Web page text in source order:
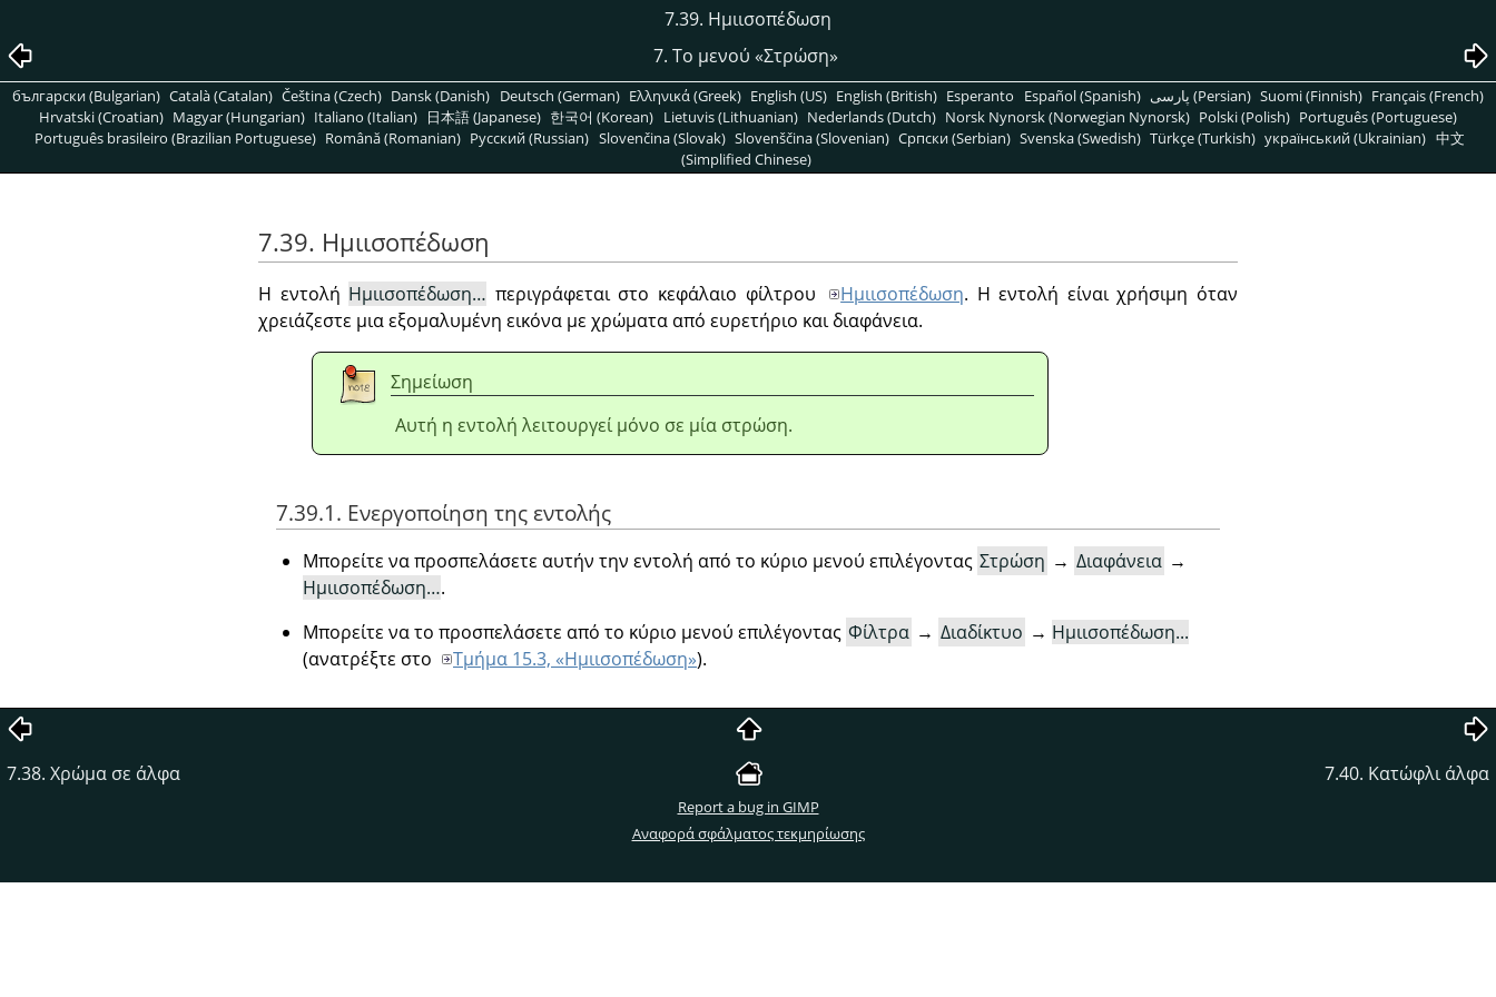
7.39. Ημιισοπέδωση
7. Το μενού «Στρώση»
български (Bulgarian) Català (Catalan) Čeština (Czech) Dansk (Danish) Deutsch (German) Ελληνικά (Greek) English (US) English (British) Esperanto Español (Spanish) پارسی (Persian) Suomi (Finnish) Français (French)
Hrvatski (Croatian) Magyar (Hungarian) Italiano (Italian) 日本語 (Japanese) 한국어 (Korean) Lietuvis (Lithuanian) Nederlands (Dutch) Norsk Nynorsk (Norwegian Nynorsk) Polski (Polish) Português (Portuguese)
Português brasileiro (Brazilian Portuguese) Română (Romanian) Pусский (Russian) Slovenčina (Slovak) Slovenščina (Slovenian) Српски (Serbian) Svenska (Swedish) Türkçe (Turkish) український (Ukrainian) 中文
(Simplified Chinese)
7.39. Ημιισοπέδωση
Η εντολή Ημιισοπέδωση… περιγράφεται στο κεφάλαιο φίλτρου Ημιισοπέδωση. Η εντολή είναι χρήσιμη όταν
χρειάζεστε μια εξομαλυμένη εικόνα με χρώματα από ευρετήριο και διαφάνεια.
Σημείωση
Αυτή η εντολή λειτουργεί μόνο σε μία στρώση.
7.39.1. Ενεργοποίηση της εντολής
Μπορείτε να προσπελάσετε αυτήν την εντολή από το κύριο μενού επιλέγοντας Στρώση → Διαφάνεια →
Ημιισοπέδωση….
Μπορείτε να το προσπελάσετε από το κύριο μενού επιλέγοντας Φίλτρα → Διαδίκτυο → Ημιισοπέδωση...
(ανατρέξτε στο
Τμήμα 15.3, «Ημιισοπέδωση»).
7.38. Χρώμα σε άλφα 7.40. Κατώφλι άλφα
Report a bug in GIMP
Αναφορά σφάλματος τεκμηρίωσης